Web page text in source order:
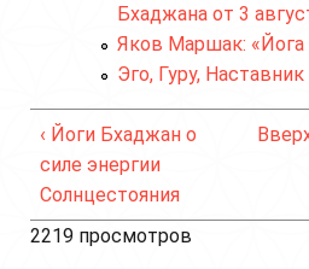
Бхаджана от 3
Яков Маршак: «Йога
Эго, Гуру, Наставник
‹ Йоги Бхаджан о
силе энергии
Солнцестояния
2219 просмотров